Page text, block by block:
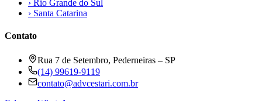
› Rio Grande do Sul
› Santa Catarina
Contato
Rua 7 de Setembro, Pederneiras – SP
(14) 99619-9119
contato@advcestari.com.br